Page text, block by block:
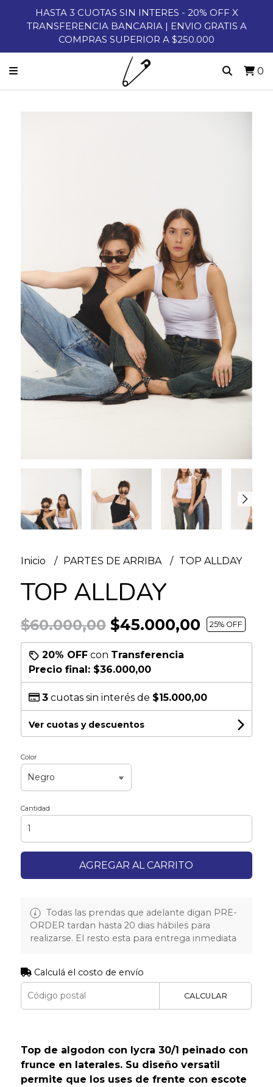
HASTA 3 CUOTAS SIN INTERES - 20% OFF X
TRANSFERENCIA BANCARIA | ENVIO GRATIS A
COMPRAS SUPERIOR A $250.000
0
Inicio PARTES DE ARRIBA TOP ALLDAY
TOP ALLDAY
$60.000,00$45.000,00 25% OFF
20% OFFcon Transferencia
Precio final: $36.000,00
3cuotas sin interés de $15.000,00
Ver cuotas y descuentos
Color
Cantidad
AGREGAR AL CARRITO
Todas las prendas que adelante digan PRE-
ORDER tardan hasta 20 dias hábiles para
realizarse. El resto esta para entrega inmediata
Calculá el costo de envío
CALCULAR
Top de algodon con lycra 30/1 peinado con
frunce en laterales. Su diseño versatil
permite que los uses de frente con escote